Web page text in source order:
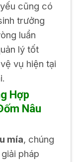
cũng có
trưởng
luẩn
lý tốt
vụ hiện tại
Hợp
Nâu
mía, chúng
pháp